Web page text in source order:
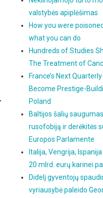
valstybės apiplėšimas
How you were
what you can do
Hundreds of Studies
The Treatment of
France’s Next
Become Prestige-
Poland
Baltijos šalių
rusofobiją ir derėkitės
Europos Parlamente
Italija, Vengrija,
20 mlrd. eurų karinei
Didelį gyventojų
vyriausybė paleido